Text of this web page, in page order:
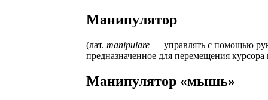
Манипyлятор
(лат. manipulare — управлять с помощью
предназначенное для перемещения курсора
Манипулятор «мышь»